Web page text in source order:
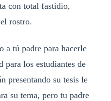
con total fastidio,
rostro.
tú padre para hacerle
para los estudiantes de
presentando su tesis le
su tema, pero tu padre